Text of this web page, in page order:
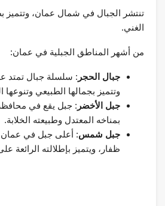
تنتشر الجبال في شمال عمان، وتتميز
الغني.
من أشهر المناطق الجبلية في عمان:
جبال الحجر : سلسلة جبال
وتتميز بجمالها الطبيعي وتنوعها
جبل الأخضر : جبل يقع في محافظة
بمناخه المعتدل وطبيعته الخلابة.
جبل شمس: أعلى جبل في
ظفار، ويتميز بإطلالته الرائعة